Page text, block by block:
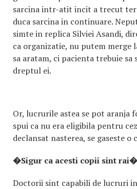
sarcina intr-atit incit a trecut
duca sarcina in continuare.
simte in replica Silviei Asandi,
ca organizatie, nu putem merge
sa aratam, ci pacienta trebuie sa
dreptul ei.
Or, lucrurile astea se pot aranja
spui ca nu era eligibila pentru
declansat nasterea, se gaseste
�Sigur ca acesti copii sint rai�
Doctorii sint capabili de lucruri